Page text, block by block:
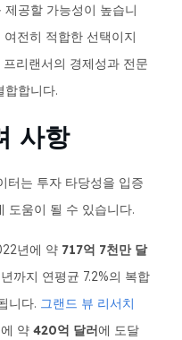
공할 가능성이 높습니
전히 적합한 선택이지
리랜서의 경제성과 전문
합합니다.
사항
터는 투자 타당성을 입증
도움이 될 수 있습니다.
년에 약 717억 7천만 달
까지 연평균 7.2%의 복합
니다. 그랜드 뷰 리서치
약 420억 달러에 도달